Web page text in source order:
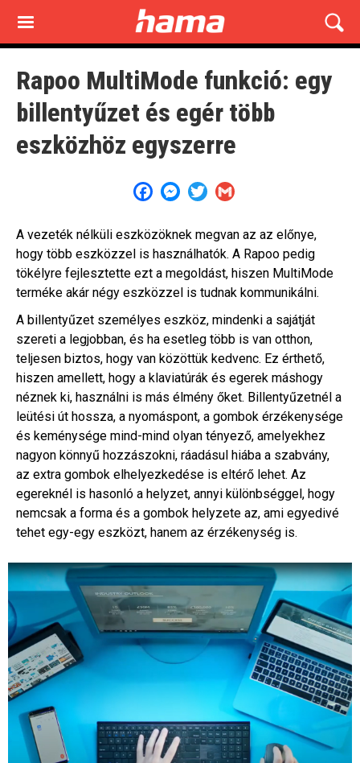
main
Rapoo MultiMode funkció: egy
billentyűzet és egér több
eszközhöz egyszerre
FacebookMessenger
Twitter
A vezeték nélküli eszközöknek megvan az az előnye,
hogy több eszközzel is használhatók. A Rapoo pedig
tökélyre fejlesztette ezt a megoldást, hiszen MultiMode
terméke akár négy eszközzel is tudnak kommunikálni.
A billentyűzet személyes eszköz, mindenki a sajátját
szereti a legjobban, és ha esetleg több is van otthon,
teljesen biztos, hogy van közöttük kedvenc. Ez érthető,
hiszen amellett, hogy a klaviatúrák és egerek máshogy
néznek ki, használni is más élmény őket. Billentyűzetnél a
leütési út hossza, a nyomáspont, a gombok érzékenysége
és keménysége mind-mind olyan tényező, amelyekhez
nagyon könnyű hozzászokni, ráadásul hiába a szabvány,
az extra gombok elhelyezkedése is eltérő lehet. Az
egereknél is hasonló a helyzet, annyi különbséggel, hogy
nemcsak a forma és a gombok helyzete az, ami egyedivé
tehet egy-egy eszközt, hanem az érzékenység is.